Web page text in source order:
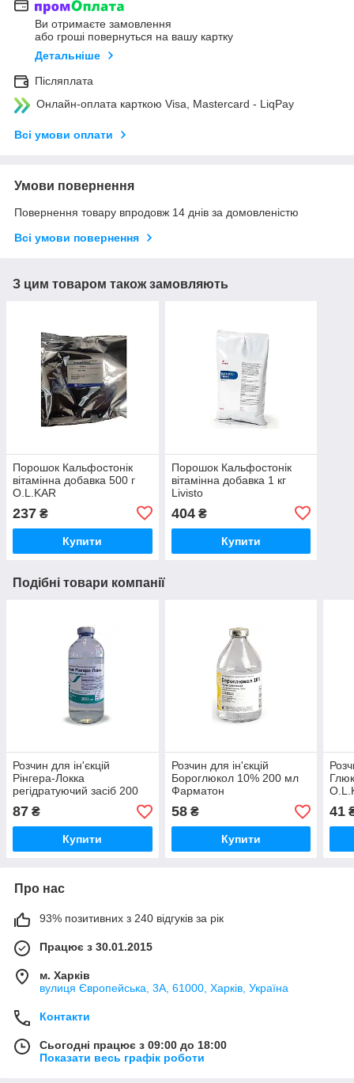
Ви отримаєте замовлення
або гроші повернуться на вашу картку
Детальніше
Післяплата
Онлайн-оплата карткою Visa, Mastercard - LiqPay
Всі умови оплати
Умови повернення
Повернення товару впродовж 14 днів за домовленістю
Всі умови повернення
З цим товаром також замовляють
Порошок Кальфостонік
вітамінна добавка 500 г
O.L.KAR
237 ₴
Купити
Порошок Кальфостонік
вітамінна добавка 1 кг
Livisto
404₴
Купити
Подібні товари компанії
Розчин для ін'єкцій
Рінгера-Локка
регідратуючий засіб 200
мл O.L.KAR
87 ₴
Купити
Розчин для ін'єкцій
Бороглюкол 10% 200 мл
Фарматон
58₴
Купити
41
Про нас
93% позитивних з 240 відгуків за рік
Працює з 30.01.2015
м. Харків
вулиця Європейська, 3А, 61000, Харків, Україна
Контакти
Сьогодні працює з 09:00 до 18:00
Показати весь графік роботи